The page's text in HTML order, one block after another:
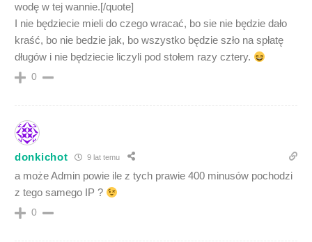
wodę w tej wannie.[/quote]
I nie będziecie mieli do czego wracać, bo sie nie będzie dało
kraść, bo nie bedzie jak, bo wszystko będzie szło na spłatę
długów i nie będziecie liczyli pod stołem razy cztery.
0
donkichot 9 lat temu
a może Admin powie ile z tych prawie 400 minusów pochodzi
z tego samego IP ?
0